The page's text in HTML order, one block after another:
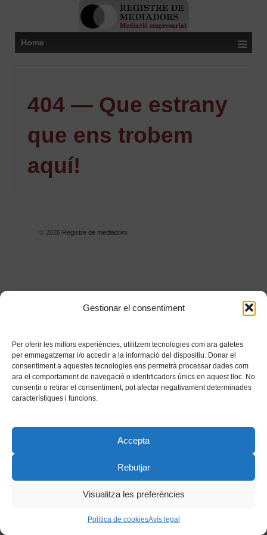
Gestionar el consentiment
Per oferir les millors experiències, utilitzem tecnologies com ara galetes
per emmagatzemar i/o accedir a la informació del dispositiu. Donar el
consentiment a aquestes tecnologies ens permetrà processar dades com
ara el comportament de navegació o identificadors únics en aquest lloc. No
consentir o retirar el consentiment, pot afectar negativament determinades
característiques i funcions.
Accepta
Rebutjar
Visualitza les preferències
Política de cookiesAvís legal
Home ≡
404 — Que estrany
que ens trobem
aquí!
© 2026Registre de mediadors